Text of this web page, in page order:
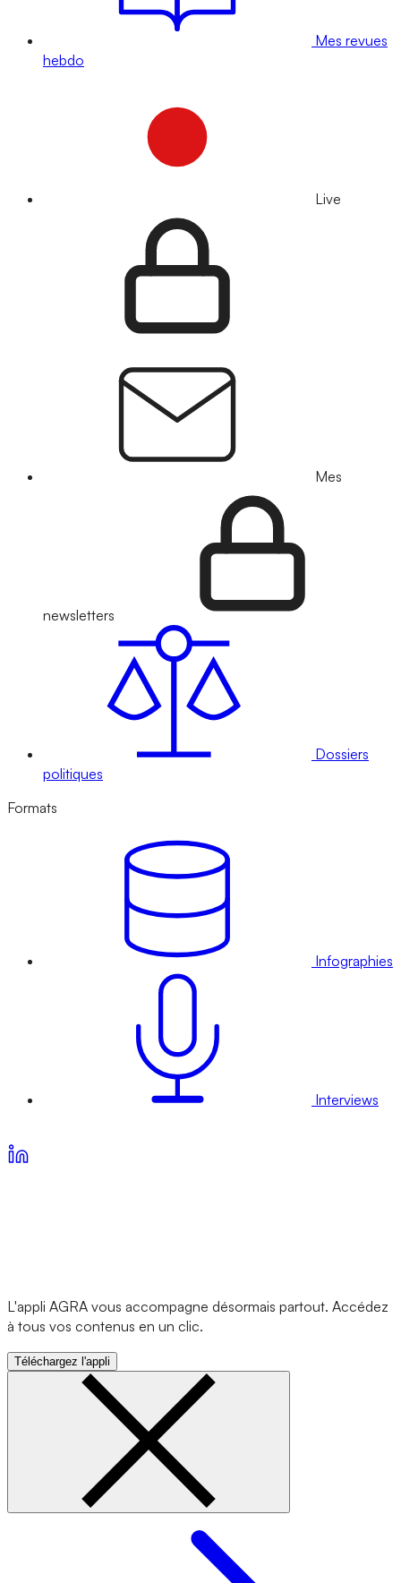
Mes revues
hebdo
Live
Mes
newsletters
Dossiers
politiques
Formats
Infographies
Interviews
L'appli AGRA vous accompagne désormais partout. Accédez
à tous vos contenus en un clic.
Téléchargez l'appli